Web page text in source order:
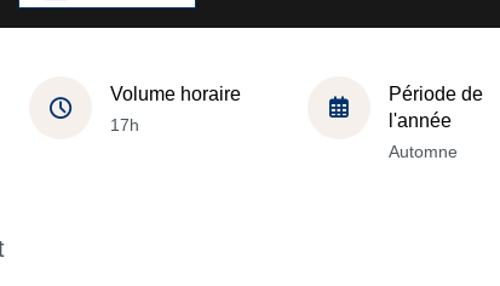
Volume horaire
17h
Période de
l'année
Automne